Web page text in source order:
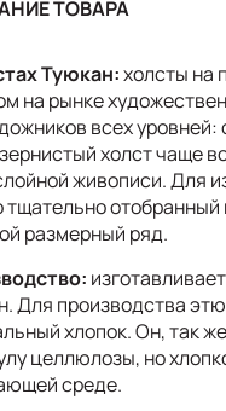
ТОВАРА
Туюкан:холсты на
на рынке
всех
холст чаще
живописи. Для
тщательно
размерный ряд.
Для производства
хлопок. Он, так
целлюлозы, но
среде.